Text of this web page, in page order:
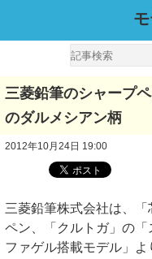
三菱鉛筆のシャープ
のダルメシアン柄
2012年10月24日 19:00
三菱鉛筆株式会社は、
ペン、「クルトガ」の
ファゲル搭載モデル」